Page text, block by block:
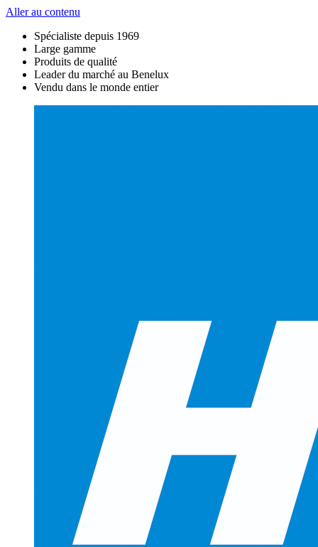
Aller au contenu
Spécialiste depuis 1969
Large gamme
Produits de qualité
Leader du marché au Benelux
Vendu dans le monde entier